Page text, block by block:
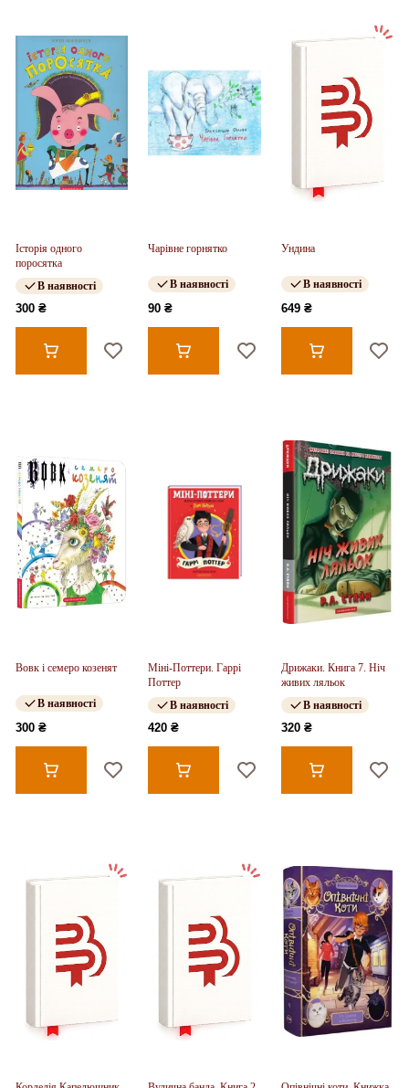
Історія одного
поросятка
В наявності
300 ₴
Чарівне горнятко
В наявності
90 ₴
Ундина
В наявності
649 ₴
Вовк і семеро козенят
В наявності
300 ₴
Міні-Поттери. Гаррі
Поттер
В наявності
420 ₴
Дрижаки. Книга 7. Ніч
живих ляльок
В наявності
320 ₴